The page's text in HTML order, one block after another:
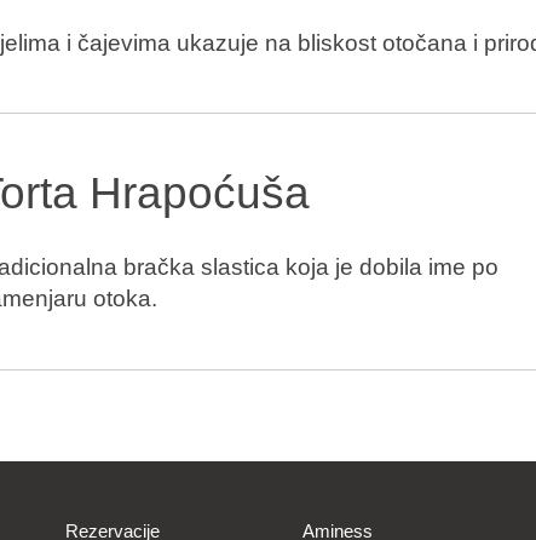
i čajevima ukazuje na bliskost otočana i
Hrapoćuša
bračka slastica koja je dobila ime po
otoka.
Rezervacije Aminess